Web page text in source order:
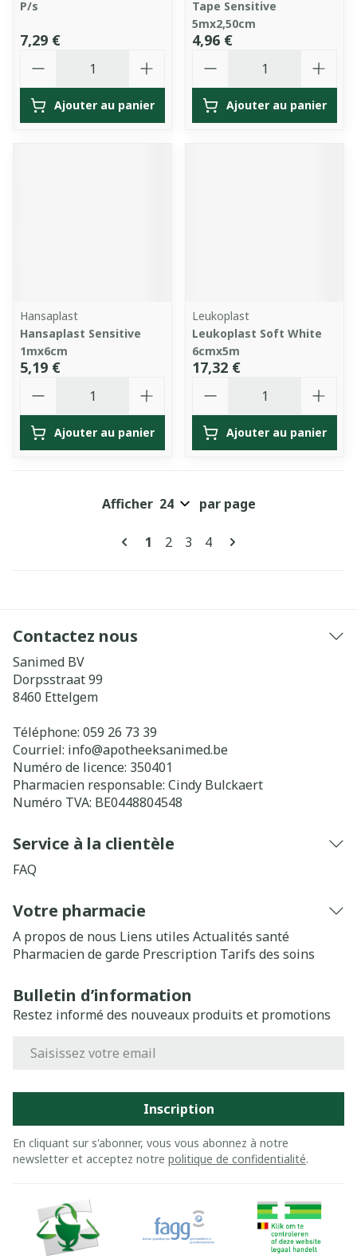
P/s
7,29 €
Ajouter au panier
Tape Sensitive
5mx2,50cm
4,96 €
Ajouter au panier
Hansaplast
Hansaplast Sensitive
1mx6cm
5,19 €
Ajouter au panier
Leukoplast
Leukoplast Soft White
6cmx5m
17,32 €
Ajouter au panier
Pages
Vous lisez actuellement la page
1 Page
2 Page
3 Page
4
Afficher par page
Contactez nous
Sanimed BV
Dorpsstraat 99
8460 Ettelgem
Téléphone: 059 26 73 39
Courriel: info@apotheeksanimed.be
Numéro de licence: 350401
Pharmacien responsable: Cindy Bulckaert
Numéro TVA: BE0448804548
Service à la clientèle
FAQ
Votre pharmacie
A propos de nous Liens utiles Actualités santé
Pharmacien de garde Prescription Tarifs des soins
Bulletin d’information
Restez informé des nouveaux produits et promotions
Inscription
En cliquant sur s'abonner, vous vous abonnez à notre
newsletter et acceptez notre politique de confidentialité.